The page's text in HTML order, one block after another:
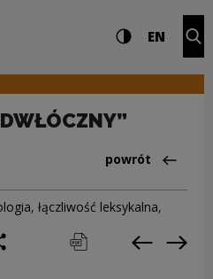
Ustawienia i Wysoki
EN
Powrót
powrót
, łączliwość leksykalna,
podziel się
drukuj pobierz